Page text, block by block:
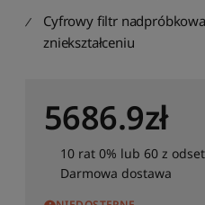
Cyfrowy filtr
zniekształceniu
5686.9zł
10 rat 0% lub 60 z
Darmowa dostawa